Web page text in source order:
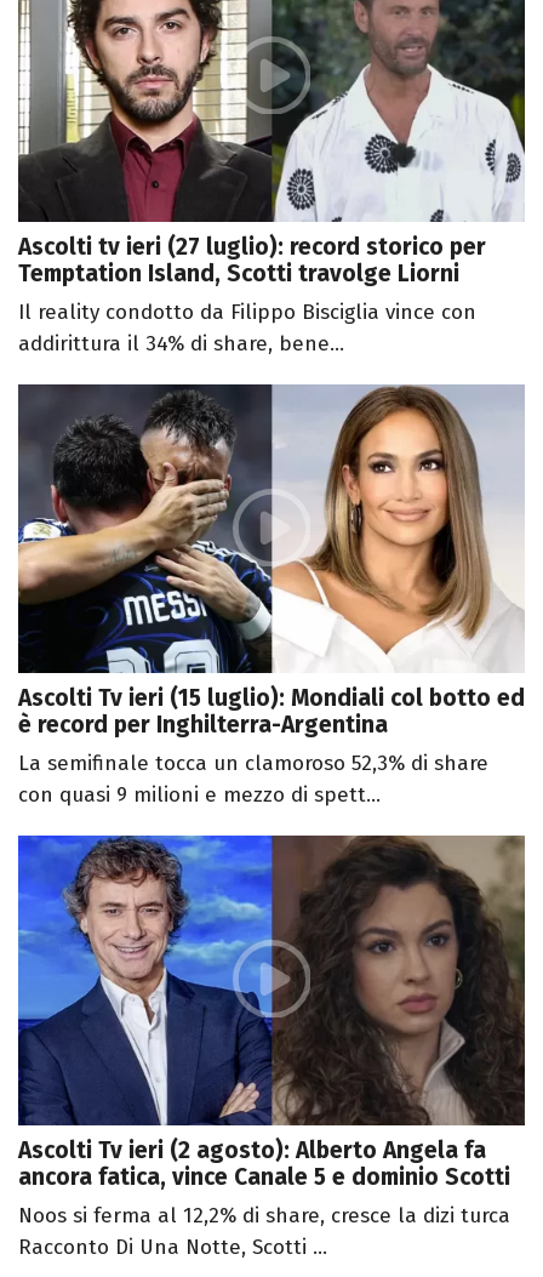
Ascolti tv ieri (27 luglio): record storico per
Temptation Island, Scotti travolge Liorni
Il reality condotto da Filippo Bisciglia vince con
addirittura il 34% di share, bene...
Ascolti Tv ieri (15 luglio): Mondiali col botto ed
è record per Inghilterra-Argentina
La semifinale tocca un clamoroso 52,3% di share
con quasi 9 milioni e mezzo di spett...
Ascolti Tv ieri (2 agosto): Alberto Angela fa
ancora fatica, vince Canale 5 e dominio Scotti
Noos si ferma al 12,2% di share, cresce la dizi turca
Racconto Di Una Notte, Scotti ...